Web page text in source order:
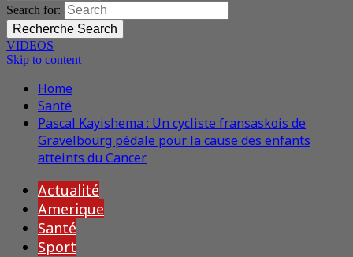
Search for:
Recherche Search
VIDEOS
Skip to content
Home
Santé
Pascal Kayishema : Un cycliste fransaskois de
Gravelbourg pédale pour la cause des enfants
atteints du Cancer
Actualité
Amerique
Santé
Sport